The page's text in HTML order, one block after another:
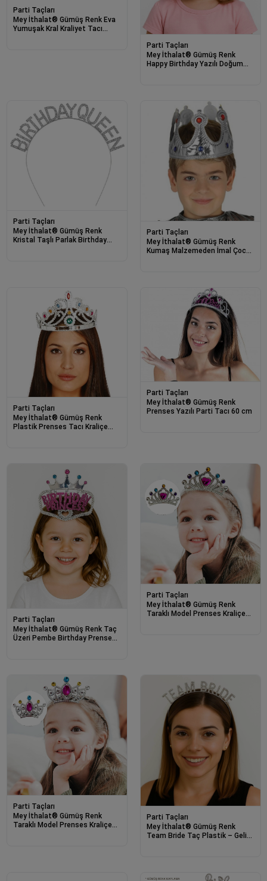
Parti Taçları
Mey İthalat® Gümüş Renk Eva
Yumuşak Kral Kraliyet Tacı
Parti Taçları
Mey İthalat® Gümüş Renk
Happy Birthday Yazılı Doğum
Parti Taçları
Mey İthalat® Gümüş Renk
Kristal Taşlı Parlak Birthday
Parti Taçları
Mey İthalat® Gümüş Renk
Kumaş Malzemeden İmal Çocuk
Parti Taçları
Mey İthalat® Gümüş Renk
Plastik Prenses Tacı Kraliçe
Parti Taçları
Mey İthalat® Gümüş Renk
Prenses Yazılı Parti Tacı 60 cm
Parti Taçları
Mey İthalat® Gümüş Renk Taç
Üzeri Pembe Birthday Prenses
Parti Taçları
Mey İthalat® Gümüş Renk
Taraklı Model Prenses Kraliçe
Parti Taçları
Mey İthalat® Gümüş Renk
Taraklı Model Prenses Kraliçe
Parti Taçları
Mey İthalat® Gümüş Renk
Team Bride Taç Plastik – Gelin